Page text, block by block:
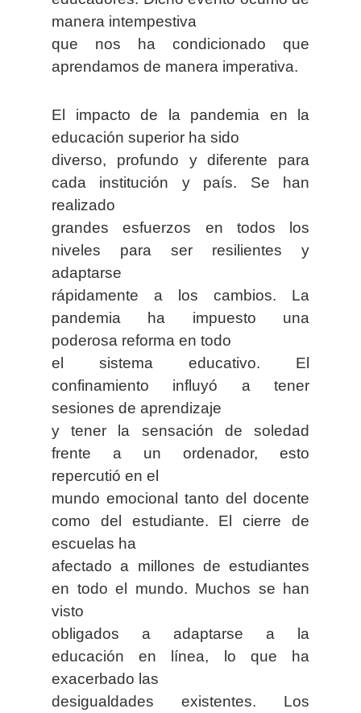
manera intempestiva
que nos ha condicionado que
aprendamos de manera imperativa.
El impacto de la pandemia en la
educación superior ha sido
diverso, profundo y diferente para
cada institución y país. Se han
realizado
grandes esfuerzos en todos los
niveles para ser resilientes y
adaptarse
rápidamente a los cambios. La
pandemia ha impuesto una
poderosa reforma en todo
el sistema educativo. El
confinamiento influyó a tener
sesiones de aprendizaje
y tener la sensación de soledad
frente a un ordenador, esto
repercutió en el
mundo emocional tanto del docente
como del estudiante. El cierre de
escuelas ha
afectado a millones de estudiantes
en todo el mundo. Muchos se han
visto
obligados a adaptarse a la
educación en línea, lo que ha
exacerbado las
desigualdades existentes. Los